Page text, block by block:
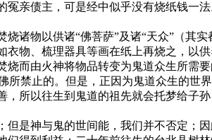
亲债主，可是经中似乎没有烧纸钱一
物以供诸“佛菩萨”及诸“天众”（其实
物、梳理器具等画在纸上再烧之，以
而由火神将物品转变为鬼道众生所需
禁止的。但是，正因为鬼道众生的世
所以往生到鬼道的祖先就会托梦给子孙
是神与鬼的世间能，我们并不否定；